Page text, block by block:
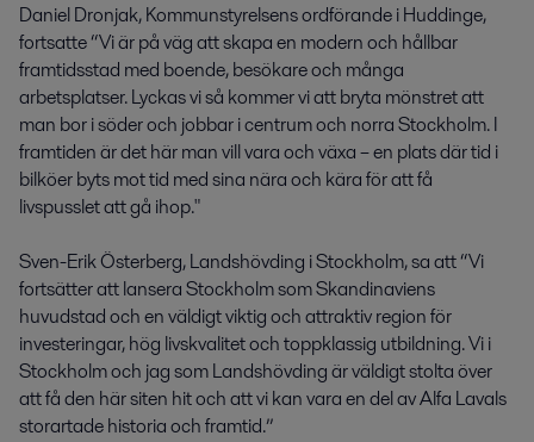
Daniel Dronjak, Kommunstyrelsens ordförande i Huddinge,
fortsatte “Vi är på väg att skapa en modern och hållbar
framtidsstad med boende, besökare och många
arbetsplatser. Lyckas vi så kommer vi att bryta mönstret att
man bor i söder och jobbar i centrum och norra Stockholm. I
framtiden är det här man vill vara och växa – en plats där tid i
bilköer byts mot tid med sina nära och kära för att få
livspusslet att gå ihop."
Sven-Erik Österberg, Landshövding i Stockholm, sa att “Vi
fortsätter att lansera Stockholm som Skandinaviens
huvudstad och en väldigt viktig och attraktiv region för
investeringar, hög livskvalitet och toppklassig utbildning. Vi i
Stockholm och jag som Landshövding är väldigt stolta över
att få den här siten hit och att vi kan vara en del av Alfa Lavals
storartade historia och framtid.”